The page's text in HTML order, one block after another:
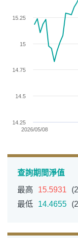
The chart has 1 Y
2026/05/08
14.25
14.5
14.75
15
15.25
查詢期間淨值
最高
15.5931
最低
14.4655